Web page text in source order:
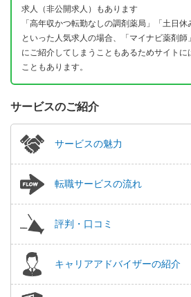
求人（非公開求人）もあります
「高年収かつ転勤なしの調剤薬局」「土日休
といった人気求人の場合、「マイナビ薬剤
にご紹介してしまうこともあるためサイト
こともあります。
サービスのご紹介
サービスの魅力
転職サービスの流れ
評判・口コミ
キャリアアドバイザーの紹介